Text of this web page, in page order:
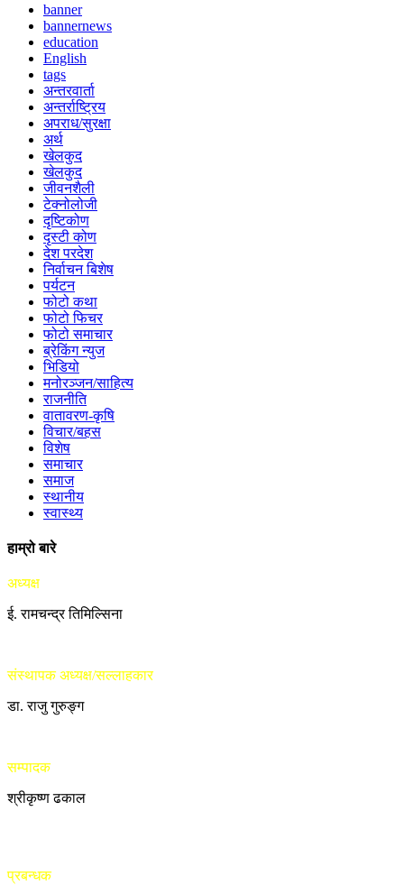
banner
bannernews
education
English
tags
अन्तरवार्ता
अन्तर्राष्ट्रिय
अपराध/सुरक्षा
अर्थ
खेलकुद
खेलकुद
जीवनशैली
टेक्नोलोजी
दृष्टिकोण
दृस्टी कोण
देश परदेश
निर्वाचन बिशेष
पर्यटन
फोटो कथा
फोटो फिचर
फोटो समाचार
ब्रेकिंग न्युज
भिडियो
मनोरञ्जन/साहित्य
राजनीति
वातावरण-कृषि
विचार/बहस
विशेष
समाचार
समाज
स्थानीय
स्वास्थ्य
हाम्रो बारे
अध्यक्ष
ई. रामचन्द्र तिमिल्सिना
संस्थापक अध्यक्ष/सल्लाहकार
डा. राजु गुरुङ्ग
सम्पादक
श्रीकृष्ण ढकाल
प्रबन्धक